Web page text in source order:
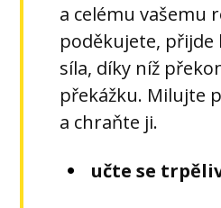
a celému vašemu
poděkujete, přijde
síla, díky níž
překážku. Milujte
a chraňte ji.
učte se